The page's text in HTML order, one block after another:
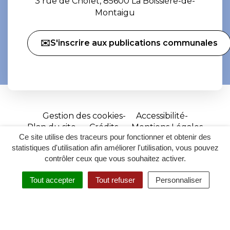
Ce site utilise des traceurs pour fonctionner et obtenir des
statistiques d'utilisation afin améliorer l'utilisation, vous pouvez
contrôler ceux que vous souhaitez activer.
Tout accepter Tout refuser Personnaliser
RECHERCHER
ACCESSIBILITÉ
Montaigu
✉️S'inscrire aux publications communales
Gestion des cookies
Accessibilité
Plan du site
Crédits
Mentions Légales
Site
réalisé
par
Inovagora